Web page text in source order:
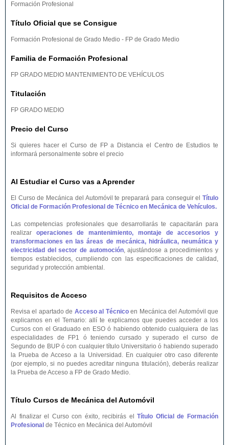
Formación Profesional
Título Oficial que se Consigue
Formación Profesional de Grado Medio - FP de Grado Medio
Familia de Formación Profesional
FP GRADO MEDIO MANTENIMIENTO DE VEHÍCULOS
Titulación
FP GRADO MEDIO
Precio del Curso
Si quieres hacer el Curso de FP a Distancia el Centro de Estudios te
informará personalmente sobre el precio
Al Estudiar el Curso vas a Aprender
El Curso de Mecánica del Automóvil te preparará para conseguir el Título
Oficial de Formación Profesional de Técnico en Mecánica de Vehículos.
Las competencias profesionales que desarrollarás te capacitarán para
realizar operaciones de mantenimiento, montaje de accesorios y
transformaciones en las áreas de mecánica, hidráulica, neumática y
electricidad del sector de automoción, ajustándose a procedimientos y
tiempos establecidos, cumpliendo con las especificaciones de calidad,
seguridad y protección ambiental.
Requisitos de Acceso
Revisa el apartado de Acceso al Técnicoen Mecánica del Automóvil que
explicamos en el Temario: allí te explicamos que puedes acceder a los
Cursos con el Graduado en ESO ó habiendo obtenido cualquiera de las
especialidades de FP1 ó teniendo cursado y superado el curso de
Segundo de BUP ó con cualquier título Universitario ó habiendo superado
la Prueba de Acceso a la Universidad. En cualquier otro caso diferente
(por ejemplo, si no puedes acreditar ninguna titulación), deberás realizar
la Prueba de Acceso a FP de Grado Medio.
Título Cursos de Mecánica del Automóvil
Al finalizar el Curso con éxito, recibirás elTítulo Oficial de Formación
Profesional de Técnico en Mecánica del Automóvil